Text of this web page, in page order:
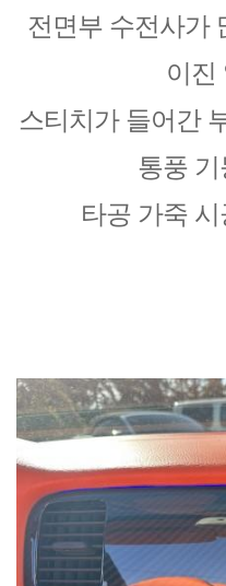
전면부 수전사가
이진
스티치가 들어간
통풍 기
타공 가죽